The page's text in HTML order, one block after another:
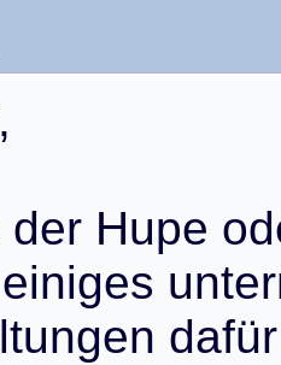
,
der Hupe od
einiges unter
ltungen dafür